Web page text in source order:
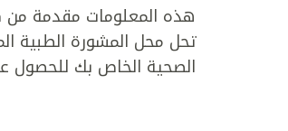
هذه المعلومات مقدمة من
تحل محل المشورة الطبية
الصحية الخاص بك للحصول